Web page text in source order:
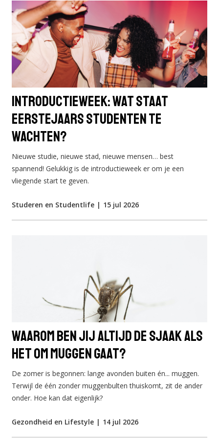
Introductieweek: Wat staat
eerstejaars studenten te
wachten?
Nieuwe studie, nieuwe stad, nieuwe mensen… best
spannend! Gelukkig is de introductieweek er om je een
vliegende start te geven.
Studeren en Studentlife | 15 jul 2026
Waarom ben jij altijd de sjaak als
het om muggen gaat?
De zomer is begonnen: lange avonden buiten én... muggen.
Terwijl de één zonder muggenbulten thuiskomt, zit de ander
onder. Hoe kan dat eigenlijk?
Gezondheid en Lifestyle | 14 jul 2026